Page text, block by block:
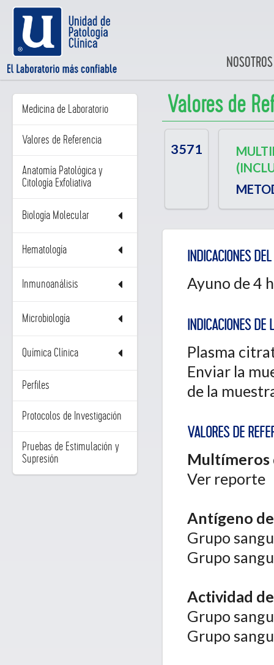
NOSOTROS
Medicina de Laboratorio
Valores de Referencia
Anatomía Patológica y
Citología Exfoliativa
Biología Molecular
Hematología
Inmunoanálisis
Microbiología
Química Clínica
Perfiles
Protocolos de Investigación
Pruebas de Estimulación y
Supresión
Valores de
3571
INDICACIONES
Ayuno de 4
INDICACIONES DE
Plasma
Enviar la
de la
VALORES DE
Multímeros
Ver reporte
Antígeno
Grupo
Grupo
Actividad
Grupo
Grupo